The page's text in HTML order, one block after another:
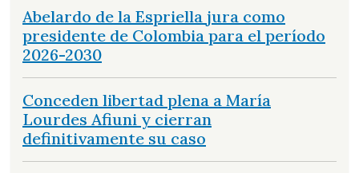
Abelardo de la Espriella jura como
presidente de Colombia para el período
2026-2030
Conceden libertad plena a María
Lourdes Afiuni y cierran
definitivamente su caso